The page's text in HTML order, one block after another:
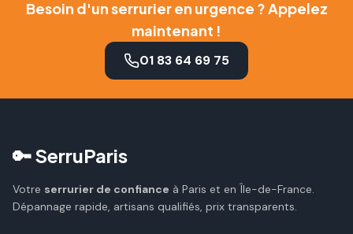
Besoin d'un serrurier en urgence ? Appelez
maintenant !
01 83 64 69 75
🔑 SerruParis
Votre serrurier de confiance à Paris et en Île-de-France.
Dépannage rapide, artisans qualifiés, prix transparents.